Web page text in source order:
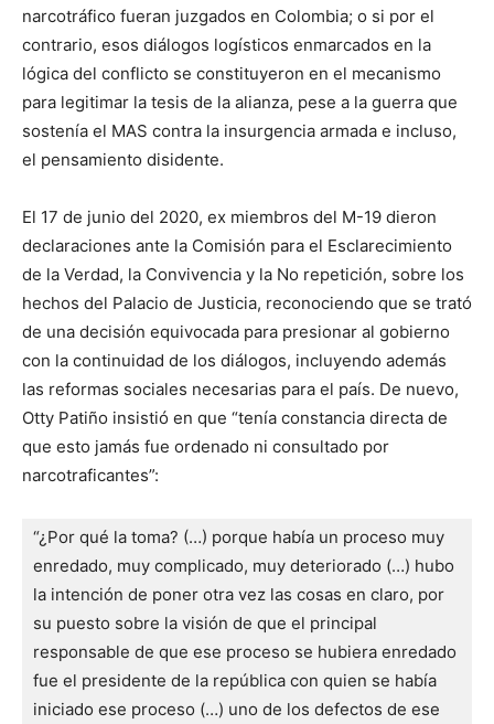
narcotráfico fueran juzgados en Colombia; o si por el
contrario, esos diálogos logísticos enmarcados en la
lógica del conflicto se constituyeron en el mecanismo
para legitimar la tesis de la alianza, pese a la guerra que
sostenía el MAS contra la insurgencia armada e incluso,
el pensamiento disidente.
El 17 de junio del 2020, ex miembros del M-19 dieron
declaraciones ante la Comisión para el Esclarecimiento
de la Verdad, la Convivencia y la No repetición, sobre los
hechos del Palacio de Justicia, reconociendo que se trató
de una decisión equivocada para presionar al gobierno
con la continuidad de los diálogos, incluyendo además
las reformas sociales necesarias para el país. De nuevo,
Otty Patiño insistió en que “tenía constancia directa de
que esto jamás fue ordenado ni consultado por
narcotraficantes”:
“¿Por qué la toma? (…) porque había un proceso muy
enredado, muy complicado, muy deteriorado (…) hubo
la intención de poner otra vez las cosas en claro, por
su puesto sobre la visión de que el principal
responsable de que ese proceso se hubiera enredado
fue el presidente de la república con quien se había
iniciado ese proceso (…) uno de los defectos de ese